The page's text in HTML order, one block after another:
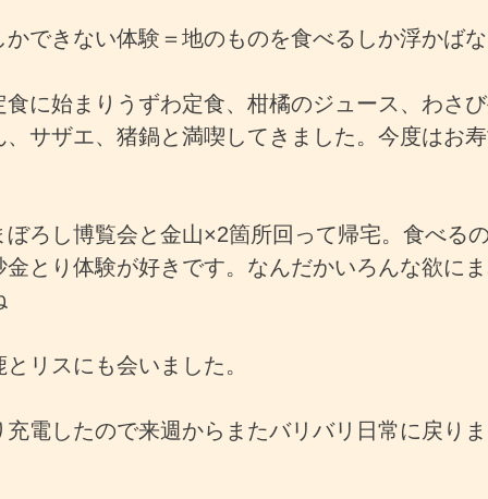
かできない体験＝地のものを食べるしか浮かば
食に始まりうずわ定食、柑橘のジュース、わさ
、サザエ、猪鍋と満喫してきました。今度はお
ぼろし博覧会と金山×2箇所回って帰宅。食べる
金とり体験が好きです。なんだかいろんな欲に
リスにも会いました。
充電したので来週からまたバリバリ日常に戻り